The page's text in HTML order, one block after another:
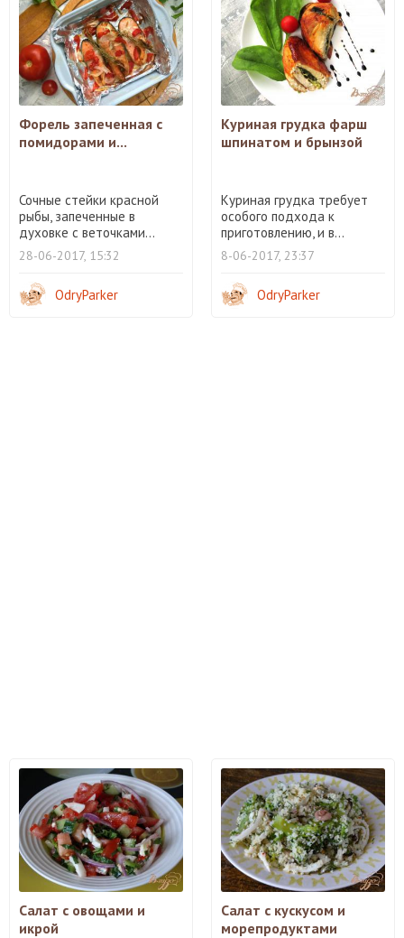
Форель запеченная с
помидорами и...
Сочные стейки красной
рыбы, запеченные в
духовке с веточками...
28-06-2017, 15:32
OdryParker
Куриная грудка фарш
шпинатом и брынзой
Куриная грудка требует
особого подхода к
приготовлению, и в...
8-06-2017, 23:37
OdryParker
Салат с овощами и
икрой
Салат с кускусом и
морепродуктами